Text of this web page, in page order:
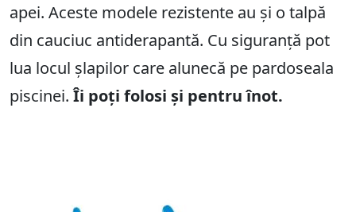
apei. Aceste modele rezistente au și o talpă
din cauciuc antiderapantă. Cu siguranță pot
lua locul șlapilor care alunecă pe pardoseala
piscinei.Îi poți folosi și pentru înot.